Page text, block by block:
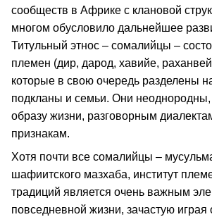
сообществ в Африке с клановой
многом обусловило дальнейшее
Титульный этнос – сомалийцы –
племен (дир, дарод, хавийе,
которые в свою очередь разделены
подкланы и семьи. Они неоднородны,
образу жизни, разговорным
признакам.
Хотя почти все сомалийцы –
шафиитского мазхаба, институт
традиций является очень важным
повседневной жизни, зачастую